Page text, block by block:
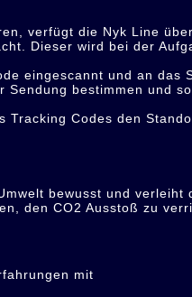
verfügt die Nyk Line
Dieser wird bei der
eingescannt und an das
bestimmen und
Tracking Codes den
bewusst und verleiht
den CO2 Ausstoß zu
mit